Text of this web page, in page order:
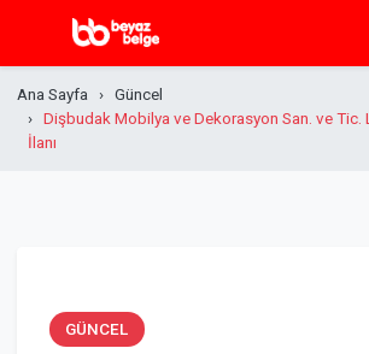
Ana Sayfa
Güncel
Dişbudak Mobilya ve Dekorasyon San. ve Tic.
İlanı
GÜNCEL